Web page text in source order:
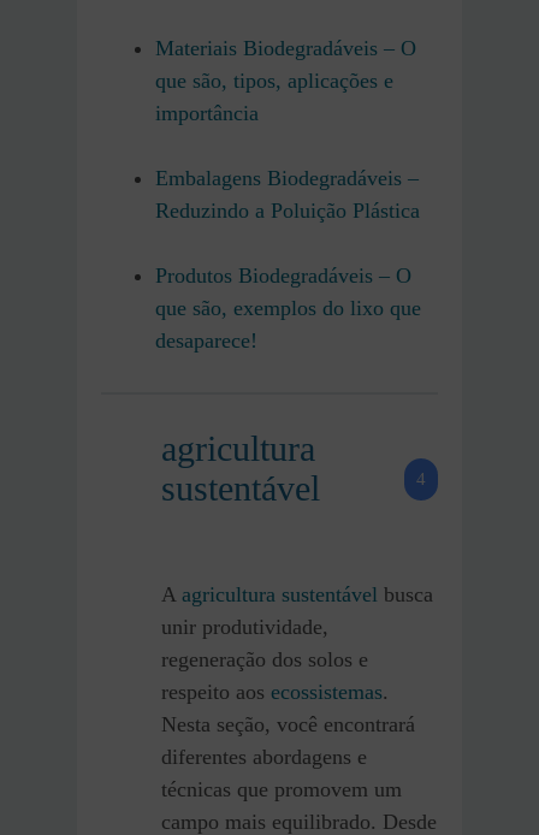
Materiais Biodegradáveis – O
que são, tipos, aplicações e
importância
Embalagens Biodegradáveis –
Reduzindo a Poluição Plástica
Produtos Biodegradáveis – O
que são, exemplos do lixo que
desaparece!
agricultura
sustentável
4
A agricultura sustentável busca
unir produtividade,
regeneração dos solos e
respeito aos ecossistemas.
Nesta seção, você encontrará
diferentes abordagens e
técnicas que promovem um
campo mais equilibrado. Desde